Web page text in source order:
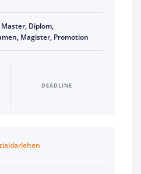
Diplom,
Magister, Promotion
DEADLINE